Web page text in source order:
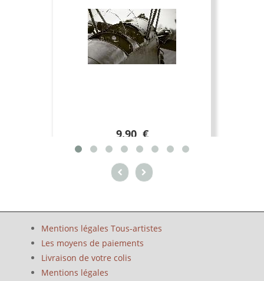
9.90 €
Mentions légales Tous-artistes
Les moyens de paiements
Livraison de votre colis
Mentions légales